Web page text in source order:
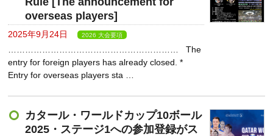
overseas players]
2025年9月24日 2026 大会要項
…………………………………………………… The
entry for foreign players has already closed. *
Entry for overseas players sta …
カタール・ワールドカップ10ボール
2025・ステージ1への参加登録がス